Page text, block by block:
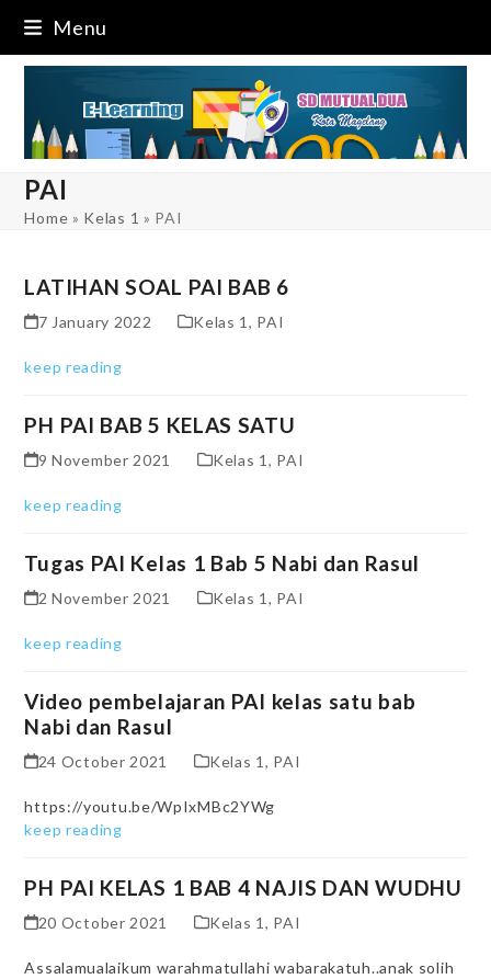
content
Menu
PAI
Home » Kelas 1 » PAI
LATIHAN SOAL PAI BAB 6
7 January 2022 Kelas 1, PAI
keep reading
PH PAI BAB 5 KELAS SATU
9 November 2021 Kelas 1 , PAI
keep reading
Tugas PAI Kelas 1 Bab 5 Nabi dan Rasul
2 November 2021 Kelas 1 , PAI
keep reading
Video pembelajaran PAI kelas satu bab
Nabi dan Rasul
24 October 2021 Kelas 1 , PAI
https://youtu.be/WpIxMBc2YWg
keep reading
PH PAI KELAS 1 BAB 4 NAJIS DAN WUDHU
20 October 2021 Kelas 1 , PAI
Assalamualaikum warahmatullahi wabarakatuh..anak solih